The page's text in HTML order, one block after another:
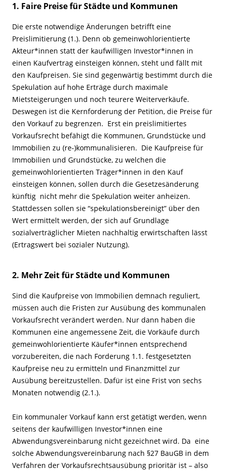
1. Faire Preise für Städte und Kommunen
Die erste notwendige Änderungen betrifft eine
Preislimitierung (1.). Denn ob gemeinwohlorientierte
Akteur*innen statt der kaufwilligen Investor*innen in
einen Kaufvertrag einsteigen können, steht und fällt mit
den Kaufpreisen. Sie sind gegenwärtig bestimmt durch die
Spekulation auf hohe Erträge durch maximale
Mietsteigerungen und noch teurere Weiterverkäufe.
Deswegen ist die Kernforderung der Petition, die Preise für
den Vorkauf zu begrenzen. Erst ein preislimitiertes
Vorkaufsrecht befähigt die Kommunen, Grundstücke und
Immobilien zu (re-)kommunalisieren. Die Kaufpreise für
Immobilien und Grundstücke, zu welchen die
gemeinwohlorientierten Träger*innen in den Kauf
einsteigen können, sollen durch die Gesetzesänderung
künftig nicht mehr die Spekulation weiter anheizen.
Stattdessen sollen sie “spekulationsbereinigt” über den
Wert ermittelt werden, der sich auf Grundlage
sozialverträglicher Mieten nachhaltig erwirtschaften lässt
(Ertragswert bei sozialer Nutzung).
2. Mehr Zeit für Städte und Kommunen
Sind die Kaufpreise von Immobilien demnach reguliert,
müssen auch die Fristen zur Ausübung des kommunalen
Vorkaufsrecht verändert werden. Nur dann haben die
Kommunen eine angemessene Zeit, die Vorkäufe durch
gemeinwohlorientierte Käufer*innen entsprechend
vorzubereiten, die nach Forderung 1.1. festgesetzten
Kaufpreise neu zu ermitteln und Finanzmittel zur
Ausübung bereitzustellen. Dafür ist eine Frist von sechs
Monaten notwendig (2.1.).
Ein kommunaler Vorkauf kann erst getätigt werden, wenn
seitens der kaufwilligen Investor*innen eine
Abwendungsvereinbarung nicht gezeichnet wird. Da eine
solche Abwendungsvereinbarung nach §27 BauGB in dem
Verfahren der Vorkaufsrechtsausübung prioritär ist – also